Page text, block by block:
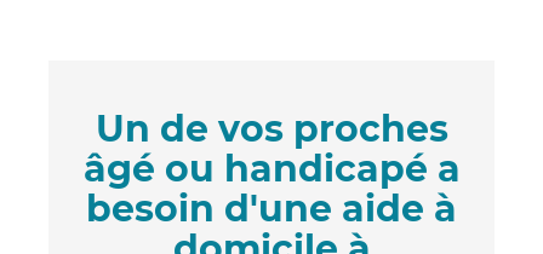
Un de vos proches
âgé ou handicapé a
besoin d'une aide à